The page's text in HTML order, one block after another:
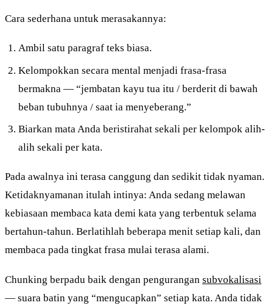
Cara sederhana untuk merasakannya:
Ambil satu paragraf teks biasa.
Kelompokkan secara mental menjadi frasa-frasa
bermakna — “jembatan kayu tua itu / berderit di bawah
beban tubuhnya / saat ia menyeberang.”
Biarkan mata Anda beristirahat sekali per kelompok alih-
alih sekali per kata.
Pada awalnya ini terasa canggung dan sedikit tidak nyaman.
Ketidaknyamanan itulah intinya: Anda sedang melawan
kebiasaan membaca kata demi kata yang terbentuk selama
bertahun-tahun. Berlatihlah beberapa menit setiap kali, dan
membaca pada tingkat frasa mulai terasa alami.
Chunking berpadu baik dengan pengurangan subvokalisasi
— suara batin yang “mengucapkan” setiap kata. Anda tidak